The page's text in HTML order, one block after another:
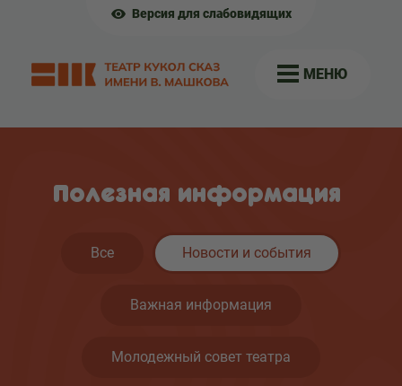
Версия для слабовидящих
МЕНЮ
Полезная информация
Все Новости и события
Важная информация
Молодежный совет театра